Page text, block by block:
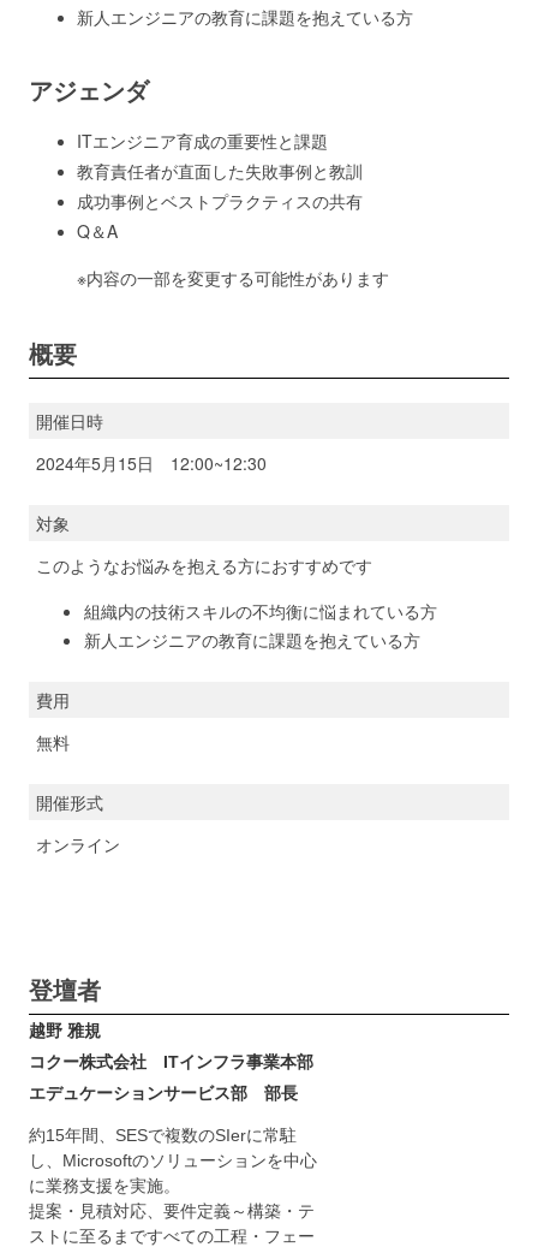
新人エンジニアの教育に課題を抱えている方
アジェンダ
ITエンジニア育成の重要性と課題
教育責任者が直面した失敗事例と教訓
成功事例とベストプラクティスの共有
Q＆A
※内容の一部を変更する可能性があります
概要
開催日時
2024年5月15日 12:00~12:30
対象
このようなお悩みを抱える方におすすめです
組織内の技術スキルの不均衡に悩まれている方
新人エンジニアの教育に課題を抱えている方
費用
無料
開催形式
オンライン
登壇者
越野 雅規
コクー株式会社 ITインフラ事業本部
エデュケーションサービス部 部長
約15年間、SESで複数のSIerに常駐
し、Microsoftのソリューションを中心
に業務支援を実施。
提案・見積対応、要件定義～構築・テ
ストに至るまですべての工程・フェー